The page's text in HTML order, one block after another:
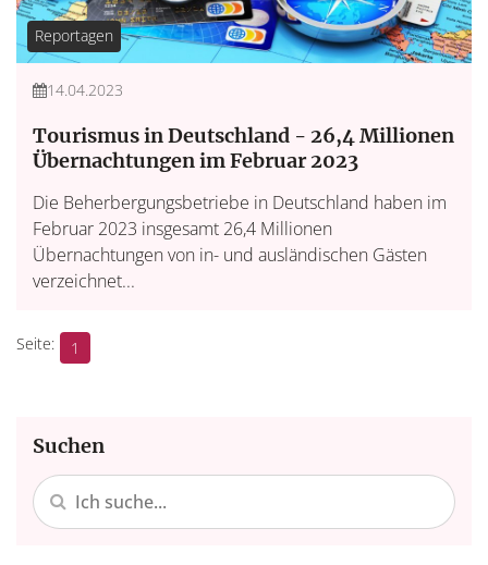
Reportagen
14.04.2023
Tourismus in Deutschland - 26,4 Millionen
Übernachtungen im Februar 2023
Die Beherbergungsbetriebe in Deutschland haben im
Februar 2023 insgesamt 26,4 Millionen
Übernachtungen von in- und ausländischen Gästen
verzeichnet...
1
Suchen